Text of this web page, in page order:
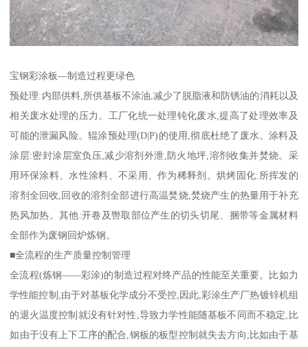
宝钢彩涂板—制造过程更绿色
预处理:内部供料,所供基板不涂油,减少了脱脂液和防锈油的消耗以及
相关废水处理的压力。工厂化统一处理钝化废水,提高了处理效率及
可能的泄漏风险。辊涂预处理(D|P)的使用,彻底杜绝了废水。涂料及
涂层:密封涂层室负压,减少溶剂外泄,防火地坪,溶剂收集并焚烧。采
用环保涂料、水性涂料、不采用、作为稀释剂。烘烤固化:所挥发的
溶剂全回收,回收的溶剂全部进行高温焚烧,焚烧产生的热量用于补充
热风加热。其他:开卷及辔取部位产生的切头切尾、捆带等金属材料
全部作为废钢回炉炼钢。
■全流程的生产质量控制管理
全流程(炼钢——彩涂)的制造过程对终产品的性能至关重要。比如力
学性能控制,由于对基板化学成分不受控,因此,彩涂生产厂热镀锌机组
的退火温度控制就没有针对性,导致力学性能随基板不同而不稳定,比
如由于没有上下工序的配合,钢板的板型控制就失去方向;比如由于基